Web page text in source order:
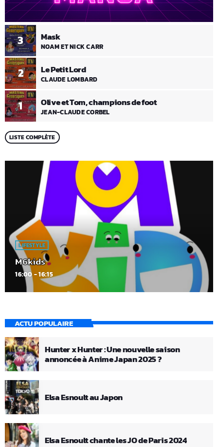
1 Olive et Tom, champions de foot
JEAN-CLAUDE CORBEL
2 Le Petit Lord
CLAUDE LOMBARD
3 Mask
NOAM ET NICK CARR
LISTE COMPLÈTE
LIFESTYLE
M6kids
16:00 - 16:15
ACTU POPULAIRE
Hunter x Hunter : Une nouvelle saison
annoncée à Anime Japan 2025 ?
Elsa Esnoult au Japon
Elsa Esnoult chante les JO de Paris 2024